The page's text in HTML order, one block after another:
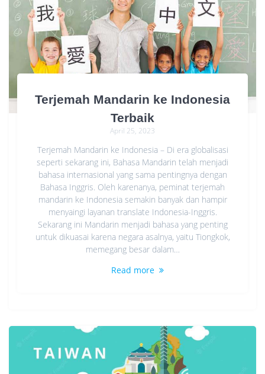
Terjemah Mandarin ke Indonesia
Terbaik
April 25, 2023
Terjemah Mandarin ke Indonesia – Di era globalisasi
seperti sekarang ini, Bahasa Mandarin telah menjadi
bahasa internasional yang sama pentingnya dengan
Bahasa Inggris. Oleh karenanya, peminat terjemah
mandarin ke Indonesia semakin banyak dan hampir
menyaingi layanan translate Indonesia-Inggris.
Sekarang ini Mandarin menjadi bahasa yang penting
untuk dikuasai karena negara asalnya, yaitu Tiongkok,
memegang besar dalam…
Read more